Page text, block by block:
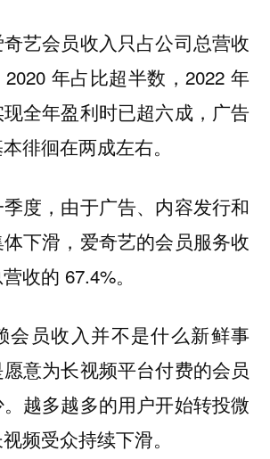
艺会员收入只占公司总营收
年占比超半数，2022 年
全年盈利时已超六成，广告
徘徊在两成左右。
度，由于广告、内容发行和
下滑，爱奇艺的会员服务收
收的 67.4%。
会员收入并不是什么新鲜事
意为长视频平台付费的会员
越多越多的用户开始转投微
频受众持续下滑。